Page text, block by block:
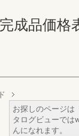
成品価格
お探しのページは
タログビューでは
んになれます。